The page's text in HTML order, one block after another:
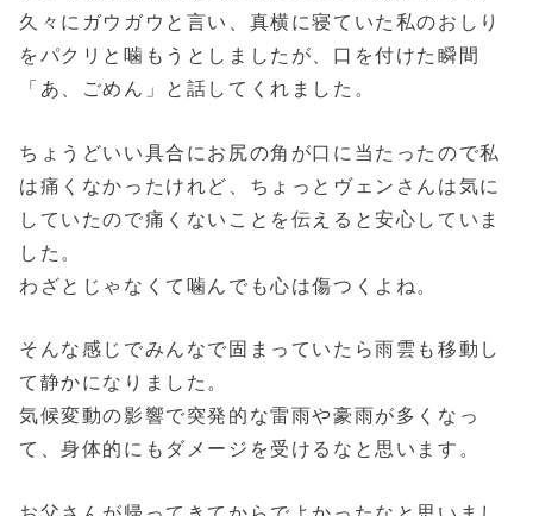
久々にガウガウと言い、真横に寝ていた私のおしり
をパクリと噛もうとしましたが、口を付けた瞬間
「あ、ごめん」と話してくれました。
ちょうどいい具合にお尻の角が口に当たったので私
は痛くなかったけれど、ちょっとヴェンさんは気に
していたので痛くないことを伝えると安心していま
した。
わざとじゃなくて噛んでも心は傷つくよね。
そんな感じでみんなで固まっていたら雨雲も移動し
て静かになりました。
気候変動の影響で突発的な雷雨や豪雨が多くなっ
て、身体的にもダメージを受けるなと思います。